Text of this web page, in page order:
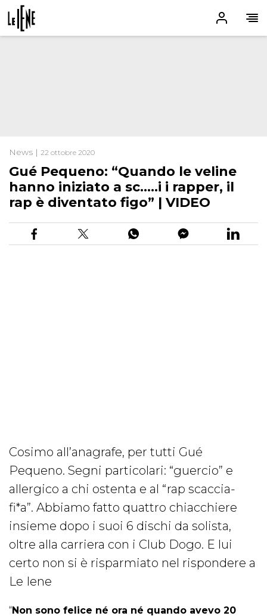
News | 22 ottobre 2020
Gué Pequeno: “Quando le veline
hanno iniziato a sc…..i i rapper, il
rap è diventato figo” | VIDEO
Cosimo all’anagrafe, per tutti Gué
Pequeno. Segni particolari: “guercio” e
allergico a chi ostenta e al “rap scaccia-
fi*a”. Abbiamo fatto quattro chiacchiere
insieme dopo i suoi 6 dischi da solista,
oltre alla carriera con i Club Dogo. E lui
certo non si è risparmiato nel rispondere a
Le Iene
“Non sono felice né ora né quando avevo 20